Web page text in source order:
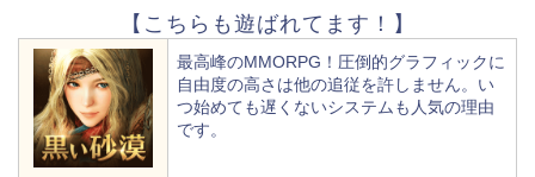
【こちらも遊ばれてます！】
最高峰のMMORPG！圧倒的グラフィックに
自由度の高さは他の追従を許しません。い
つ始めても遅くないシステムも人気の理由
です。